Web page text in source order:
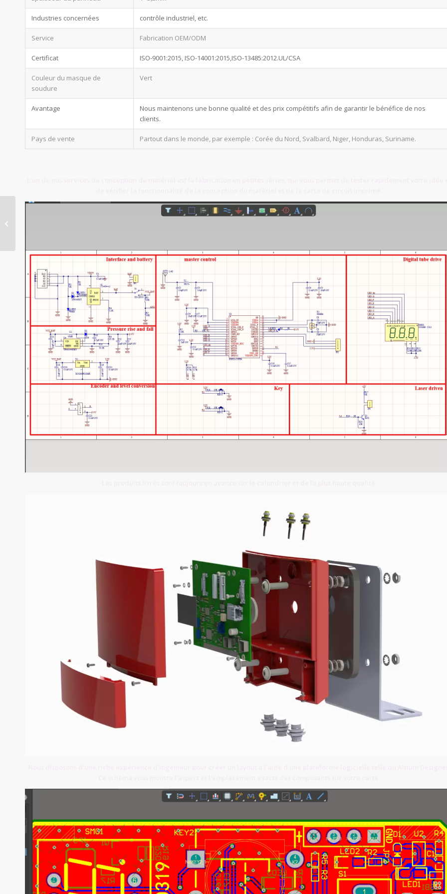
Industries concernées contrôle industriel, etc.
Service Fabrication OEM/ODM
Certificat ISO-9001:2015, ISO-14001:2015,ISO-13485:2012.UL/CSA
Couleur du masque de
soudure
Vert
Avantage
Nous maintenons une bonne qualité et des prix compétitifs afin de garantir le bénéfice de nos
clients.
Pays de vente Partout dans le monde, par exemple : Corée du Nord, Svalbard, Niger, Honduras, Suriname.